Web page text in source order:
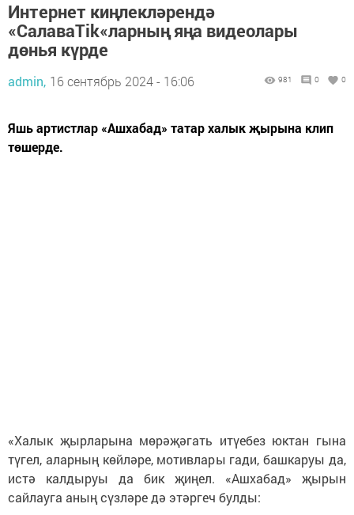
Интернет киңлекләрендә
«СалаваTik«ларның яңа видеолары
дөнья күрде
admin, 16 сентябрь 2024 - 16:06 981 0 0
Яшь артистлар «Ашхабад» татар халык җырына клип
төшерде.
«Халык җырларына мөрәҗәгать итүебез юктан гына
түгел, аларның көйләре, мотивлары гади, башкаруы да,
истә калдыруы да бик җиңел. «Ашхабад» җырын
сайлауга аның сүзләре дә этәргеч булды: